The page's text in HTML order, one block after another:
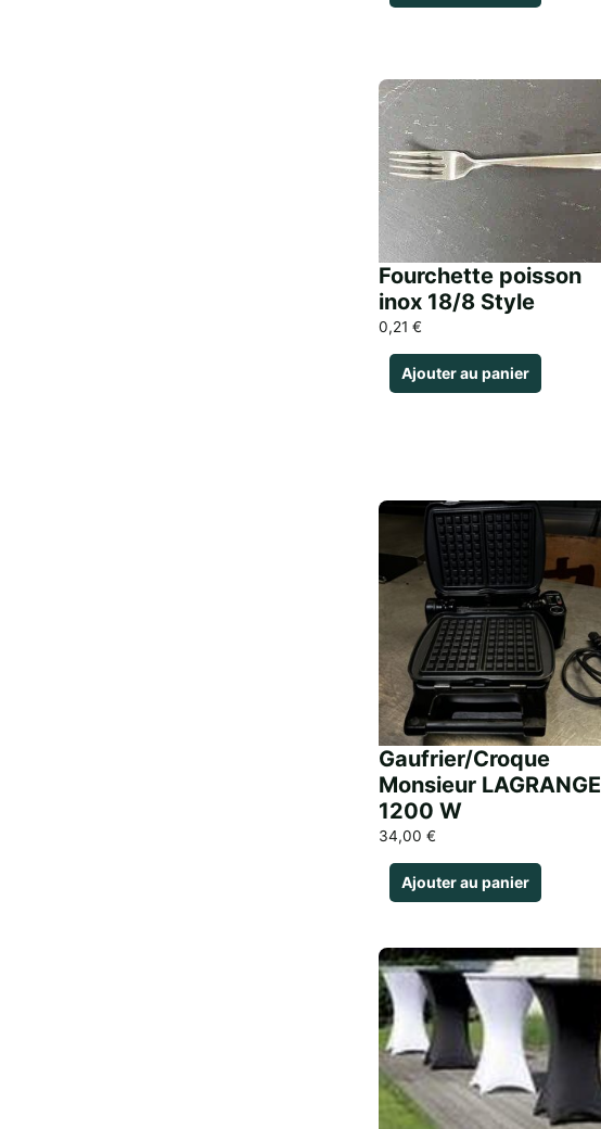
Fourchette poisson
inox 18/8 Style
0,21 €
Ajouter au panier
Gaufrier/Croque
Monsieur LAGRANGE
1200 W
34,00 €
Ajouter au panier